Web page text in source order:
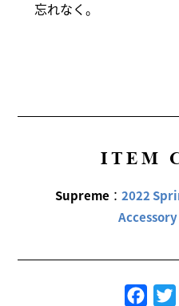
忘れなく。
ITEM
Supreme ： 2022